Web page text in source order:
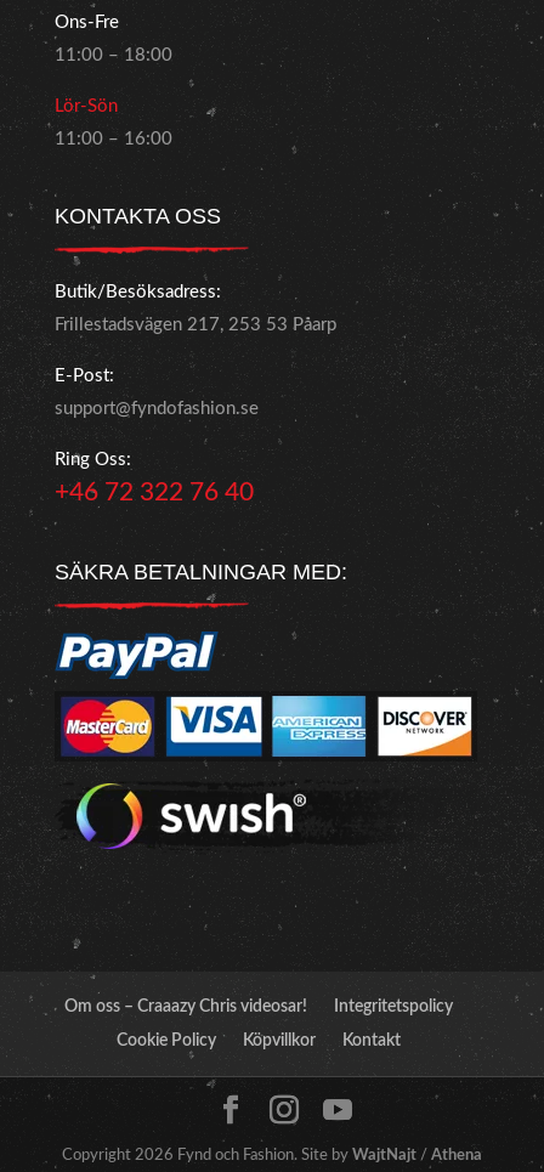
Ons-Fre
11:00 – 18:00
Lör-Sön
11:00 – 16:00
KONTAKTA OSS
Butik/Besöksadress:
Frillestadsvägen 217, 253 53 Påarp
E-Post:
support@fyndofashion.se
Ring Oss:
+46 72 322 76 40
SÄKRA BETALNINGAR MED:
Om oss – Craaazy Chris videosar!
Integritetspolicy
Cookie Policy
Köpvillkor Kontakt
Copyright 2026 Fynd och Fashion. Site by WajtNajt/ Athena